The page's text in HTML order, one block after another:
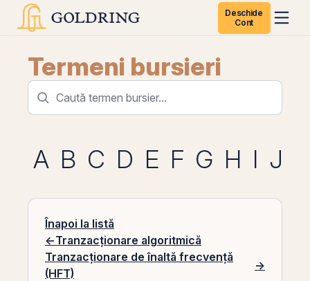
Deschide
Cont
Termeni bursieri
A B C D E F G H I J
Înapoi la listă
←Tranzacționare algoritmică
Tranzacționare de înaltă frecvență
(HFT)
→